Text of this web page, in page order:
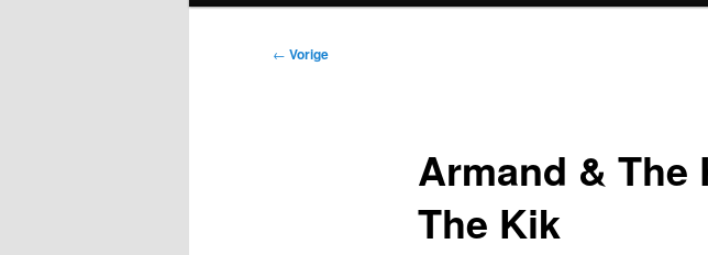
Bericht
← Vorige
Armand & The
The Kik